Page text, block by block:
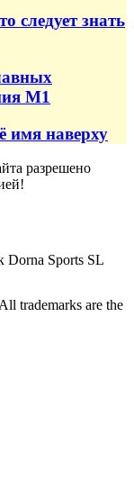
следует знать
M1
имя наверху
разрешено
Dorna Sports SL
trademarks are the